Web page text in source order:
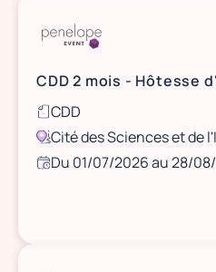
CDD
Cité des Sciences et de
Du 01/07/2026 au 28/